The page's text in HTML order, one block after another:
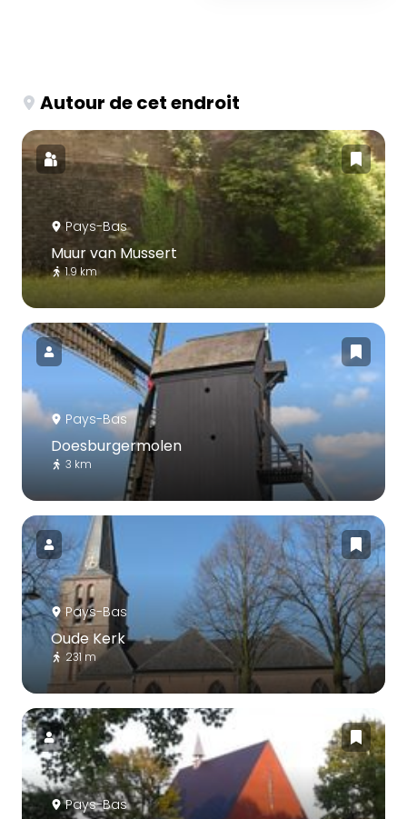
Autour de cet endroit
Pays-Bas
Muur van Mussert
1.9 km
Pays-Bas
Doesburgermolen
3 km
Pays-Bas
Oude Kerk
231 m
Pays-Bas